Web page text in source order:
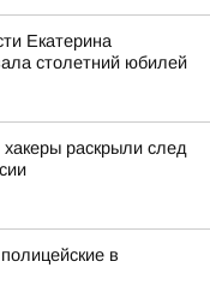
Екатерина
столетний юбилей
раскрыли след
в